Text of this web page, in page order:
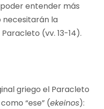
entender más
la
(vv. 13-14).
griego el Paracleto
“ese” (ekeinos):